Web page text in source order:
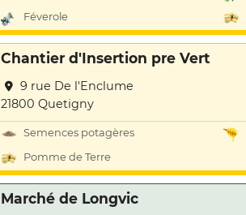
Féverole
Chantier d'Insertion pre Vert
9 rue De l'Enclume
21800 Quetigny
Semences potagères
Pomme de Terre
Marché de Longvic